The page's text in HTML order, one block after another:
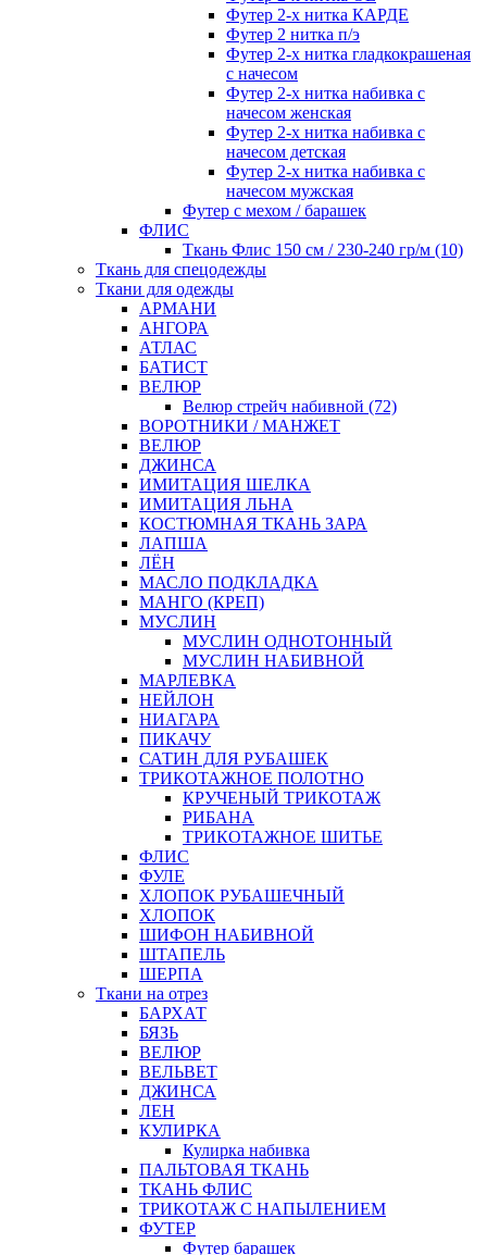
Футер 2-х нитка КАРДЕ
Футер 2 нитка п/э
Футер 2-х нитка гладкокрашеная
с начесом
Футер 2-х нитка набивка с
начесом женская
Футер 2-х нитка набивка с
начесом детская
Футер 2-х нитка набивка с
начесом мужская
Футер с мехом / барашек
ФЛИС
Ткань Флис 150 см / 230-240 гр/м (10)
Ткань для спецодежды
Ткани для одежды
АРМАНИ
АНГОРА
АТЛАС
БАТИСТ
ВЕЛЮР
Велюр стрейч набивной (72)
ВОРОТНИКИ / МАНЖЕТ
ВЕЛЮР
ДЖИНСА
ИМИТАЦИЯ ШЕЛКА
ИМИТАЦИЯ ЛЬНА
КОСТЮМНАЯ ТКАНЬ ЗАРА
ЛАПША
ЛЁН
МАСЛО ПОДКЛАДКА
МАНГО (КРЕП)
МУСЛИН
МУСЛИН ОДНОТОННЫЙ
МУСЛИН НАБИВНОЙ
МАРЛЕВКА
НЕЙЛОН
НИАГАРА
ПИКАЧУ
САТИН ДЛЯ РУБАШЕК
ТРИКОТАЖНОЕ ПОЛОТНО
КРУЧЕНЫЙ ТРИКОТАЖ
РИБАНА
ТРИКОТАЖНОЕ ШИТЬЕ
ФЛИС
ФУЛЕ
ХЛОПОК РУБАШЕЧНЫЙ
ХЛОПОК
ШИФОН НАБИВНОЙ
ШТАПЕЛЬ
ШЕРПА
Ткани на отрез
БАРХАТ
БЯЗЬ
ВЕЛЮР
ВЕЛЬВЕТ
ДЖИНСА
ЛЕН
КУЛИРКА
Кулирка набивка
ПАЛЬТОВАЯ ТКАНЬ
ТКАНЬ ФЛИС
ТРИКОТАЖ С НАПЫЛЕНИЕМ
ФУТЕР
Футер барашек